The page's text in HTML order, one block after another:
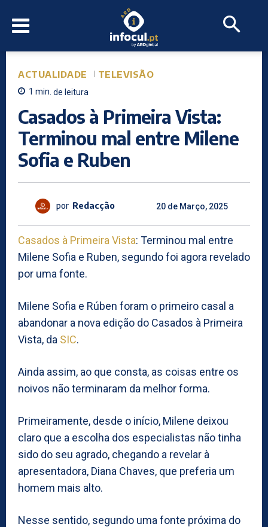
ACTUALIDADE TELEVISÃO
1 min. de leitura
Casados à Primeira Vista:
Terminou mal entre Milene
Sofia e Ruben
por Redacção 20 de Março, 2025
Casados à Primeira Vista: Terminou mal entre
Milene Sofia e Ruben, segundo foi agora revelado
por uma fonte.
Milene Sofia e Rúben foram o primeiro casal a
abandonar a nova edição do Casados à Primeira
Vista, da SIC.
Ainda assim, ao que consta, as coisas entre os
noivos não terminaram da melhor forma.
Primeiramente, desde o início, Milene deixou
claro que a escolha dos especialistas não tinha
sido do seu agrado, chegando a revelar à
apresentadora, Diana Chaves, que preferia um
homem mais alto.
Nesse sentido, segundo uma fonte próxima do